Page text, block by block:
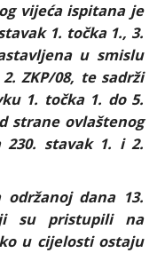
vijeća ispitana je
1. točka 1., 3.
u smislu
ZKP/08, te sadrži
1. točka 1. do 5.
strane ovlaštenog
stavak 1. i 2.
dana 13.
su pristupili na
u cijelosti ostaju